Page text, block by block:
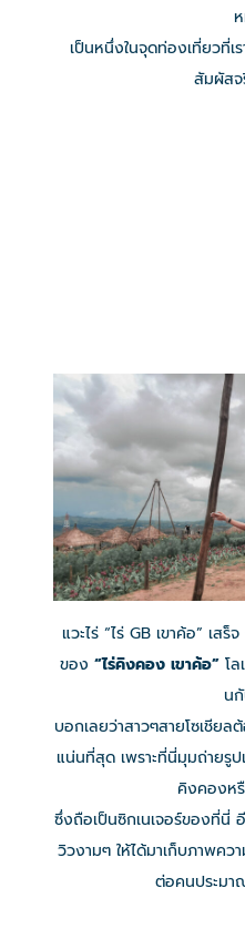
เป็นหนึ่งในจุดท่องเที่ยวที่เ
สัมผัสจ
แวะไร่ “ไร่ GB เขาค้อ” เส
ของ “ไร่คิงคอง เขาค้อ” โ
น
บอกเลยว่าสาวๆสายโซเชีย
แน่นที่สุด เพราะที่นี่มุมถ่ายรูป
คิงคองห
ซึ่งถือเป็นซิกเนเจอร์ของที่
วิวงามๆ ให้ได้มาเก็บภาพคว
ต่อคนประมา